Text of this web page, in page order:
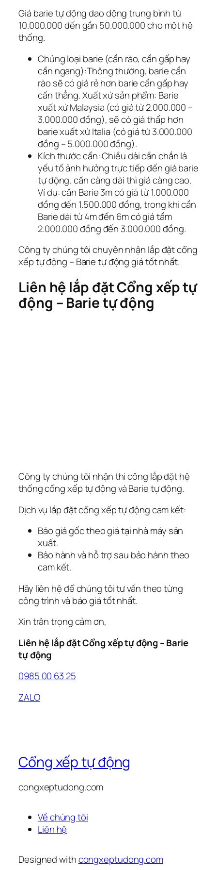
Giá barie tự động dao động trung bình từ
10.000.000 đến gần 50.000.000 cho một hệ
thống.
Chủng loại barie (cần rào, cần gấp hay
cần ngang):Thông thường, barie cần
rào sẽ có giá rẻ hơn barie cần gấp hay
cần thẳng. Xuất xứ sản phẩm: Barie
xuất xứ Malaysia (có giá từ 2.000.000 –
3.000.000 đồng), sẽ có giá thấp hơn
barie xuất xứ Italia (có giá từ 3.000.000
đồng – 5.000.000 đồng).
Kích thước cần: Chiều dài cần chắn là
yếu tố ảnh hưởng trực tiếp đến giá barie
tự động, cần càng dài thì giá càng cao.
Ví dụ: cần Barie 3m có giá từ 1.000.000
đồng đến 1.500.000 đồng, trong khi cần
Barie dài từ 4m đến 6m có giá tầm
2.000.000 đồng đến 3.000.000 đồng.
Công ty chúng tôi chuyên nhận lắp đặt cổng
xếp tự động – Barie tự động giá tốt nhất.
Liên hệ lắp đặt Cổng xếp tự
động – Barie tự động
Công ty chúng tôi nhận thi công lắp đặt hệ
thống cổng xếp tự động và Barie tự động.
Dịch vụ lắp đặt cổng xếp tự động cam kết:
Báo giá gốc theo giá tại nhà máy sản
xuất.
Bảo hành và hỗ trợ sau bảo hành theo
cam kết.
Hãy liên hệ để chúng tôi tư vấn theo từng
công trình và báo giá tốt nhất.
Xin trân trọng cảm ơn,
Liên hệ lắp đặt Cổng xếp tự động – Barie
tự động
0985 00 63 25
ZALO
Cổng xếp tự động
congxeptudong.com
Về chúng tôi
Liên hệ
Designed withcongxeptudong.com